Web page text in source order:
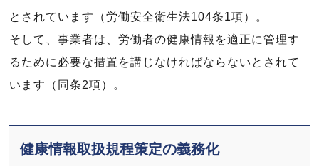
とされています（労働安全衛生法104条1項）。
そして、事業者は、労働者の健康情報を適正に管理す
るために必要な措置を講じなければならないとされて
います（同条2項）。
健康情報取扱規程策定の義務化